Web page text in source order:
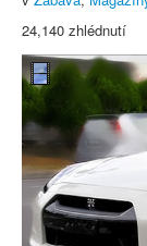
24,140 zhlédnutí